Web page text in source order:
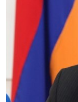
КУЛЬТУРА
СПОРТ
АРХИВ
Հայերեն
English